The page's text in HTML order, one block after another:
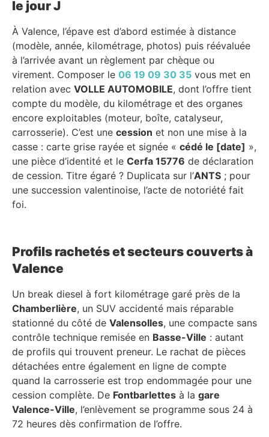
le jour J
À Valence, l’épave est d’abord estimée à distance
(modèle, année, kilométrage, photos) puis réévaluée
à l’arrivée avant un règlement par chèque ou
virement. Composer le 06 19 09 30 35 vous met en
relation avec VOLLE AUTOMOBILE, dont l’offre tient
compte du modèle, du kilométrage et des organes
encore exploitables (moteur, boîte, catalyseur,
carrosserie). C’est une cession et non une mise à la
casse : carte grise rayée et signée « cédé le [date] »,
une pièce d’identité et le Cerfa 15776 de déclaration
de cession. Titre égaré ? Duplicata sur l’ANTS ; pour
une succession valentinoise, l’acte de notoriété fait
foi.
Profils rachetés et secteurs couverts à
Valence
Un break diesel à fort kilométrage garé près de la
Chamberlière, un SUV accidenté mais réparable
stationné du côté de Valensolles, une compacte sans
contrôle technique remisée en Basse-Ville : autant
de profils qui trouvent preneur. Le rachat de pièces
détachées entre également en ligne de compte
quand la carrosserie est trop endommagée pour une
cession complète. De Fontbarlettes à la gare
Valence-Ville, l’enlèvement se programme sous 24 à
72 heures dès confirmation de l’offre.